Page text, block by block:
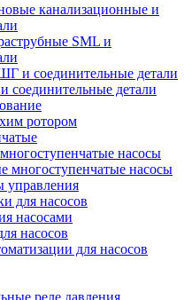
канализационные и
SML и
и соединительные детали
соединительные детали
ротором
насосы
многоступенчатые насосы
управления
для насосов
насосами
насосов
для насосов
реле давления